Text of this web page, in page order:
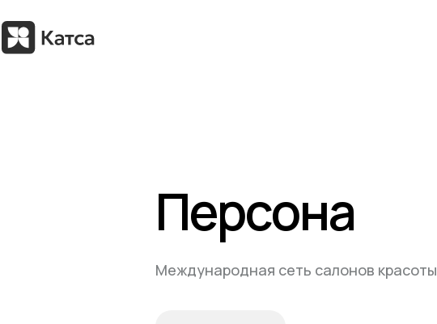
Персона
Международная сеть салонов красоты